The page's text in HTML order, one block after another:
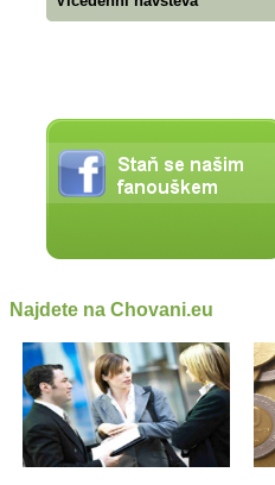
Najdete na Chovani.eu